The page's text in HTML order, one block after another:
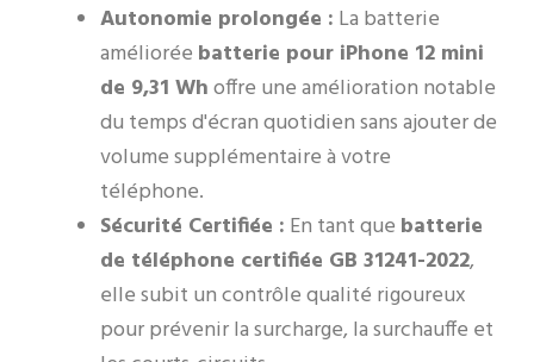
Autonomie prolongée : La batterie
améliorée batterie pour iPhone 12 mini
de 9,31 Whoffre une amélioration notable
du temps d'écran quotidien sans ajouter de
volume supplémentaire à votre
téléphone.
Sécurité Certifiée : En tant que batterie
de téléphone certifiée GB 31241-2022,
elle subit un contrôle qualité rigoureux
pour prévenir la surcharge, la surchauffe et